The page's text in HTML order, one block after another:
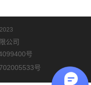
公司
号
号